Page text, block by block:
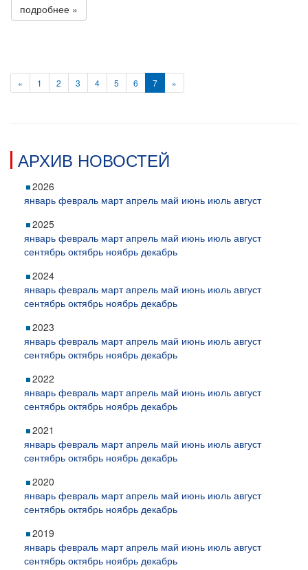
подробнее »
« 1 2 3 4 5 6 7 »
АРХИВ НОВОСТЕЙ
2026
январь февраль март апрель май июнь июль август
2025
январь февраль март апрель май июнь июль август
сентябрь октябрь ноябрь декабрь
2024
январь февраль март апрель май июнь июль август
сентябрь октябрь ноябрь декабрь
2023
январь февраль март апрель май июнь июль август
сентябрь октябрь ноябрь декабрь
2022
январь февраль март апрель май июнь июль август
сентябрь октябрь ноябрь декабрь
2021
январь февраль март апрель май июнь июль август
сентябрь октябрь ноябрь декабрь
2020
январь февраль март апрель май июнь июль август
сентябрь октябрь ноябрь декабрь
2019
январь февраль март апрель май июнь июль август
сентябрь октябрь ноябрь декабрь